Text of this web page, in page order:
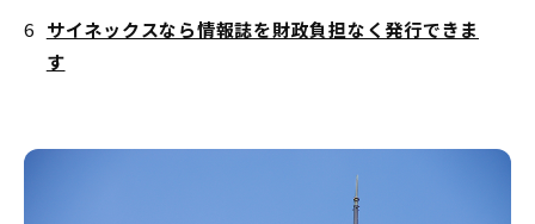
サイネックスなら情報誌を財政負担なく発行できま
す